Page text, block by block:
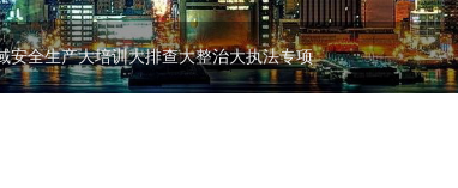
安全生产大培训大排查大整治大执法专项